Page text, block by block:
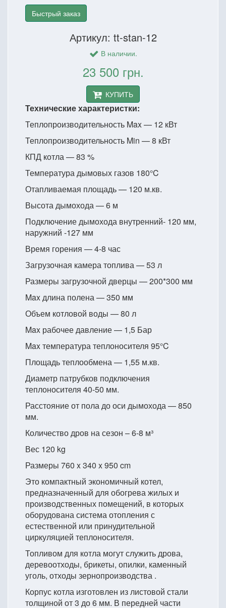
Быстрый заказ
Артикул: tt-stan-12
В наличии.
23 500 грн.
КУПИТЬ
Технические характеристки:
Теплопроизводительность Max — 12 кВт
Теплопроизводительность Min — 8 кВт
КПД котла — 83 %
Температура дымовых газов 180°C
Отапливаемая площадь — 120 м.кв.
Высота дымохода — 6 м
Подключение дымохода внутренний- 120 мм,
наружний -127 мм
Время горения — 4-8 час
Загрузочная камера топлива — 53 л
Размеры загрузочной дверцы — 200*300 мм
Max длина полена — 350 мм
Объем котловой воды — 80 л
Max рабочее давление — 1,5 Бар
Max температура теплоносителя 95°C
Площадь теплообмена — 1,55 м.кв.
Диаметр патрубков подключения
теплоносителя 40-50 мм.
Расстояние от пола до оси дымохода — 850
мм.
Количество дров на сезон – 6-8 м³
Вес 120 kg
Размеры 760 x 340 x 950 cm
Это компактный экономичный котел,
предназначенный для обогрева жилых и
производственных помещений, в которых
оборудована система отопления с
естественной или принудительной
циркуляцией теплоносителя.
Топливом для котла могут служить дрова,
деревоотходы, брикеты, опилки, каменный
уголь, отходы зернопроизводства .
Корпус котла изготовлен из листовой стали
толщиной от 3 до 6 мм. В передней части